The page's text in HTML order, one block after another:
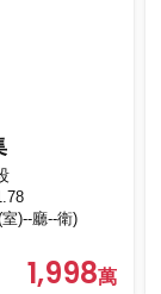
)--廳--衛)
1,998